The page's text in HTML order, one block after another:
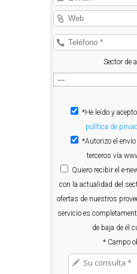
Sector de
*He leído y
política de
*Autorizo el
terceros vía
Quiero recibir el e-
con la actualidad del
ofertas de nuestros
servicio es
de baja de él
* Campo